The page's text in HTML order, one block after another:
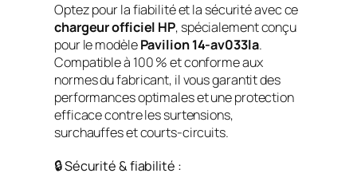
Optez pour la fiabilité et la sécurité avec ce
chargeur officiel HP, spécialement conçu
pour le modèlePavilion 14-av033la.
Compatible à 100 % et conforme aux
normes du fabricant, il vous garantit des
performances optimales et une protection
efficace contre les surtensions,
surchauffes et courts-circuits.
🔒 Sécurité & fiabilité :